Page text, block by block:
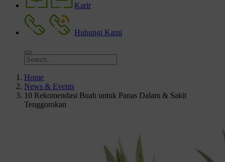
Karir
Hubungi Kami
Home
News & Events
10 Rekomendasi Buah untuk Panas Dalam & Sakit
Tenggorokan